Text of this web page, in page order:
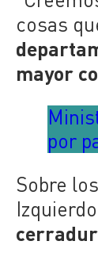
cosas
mayor
por
Sobre